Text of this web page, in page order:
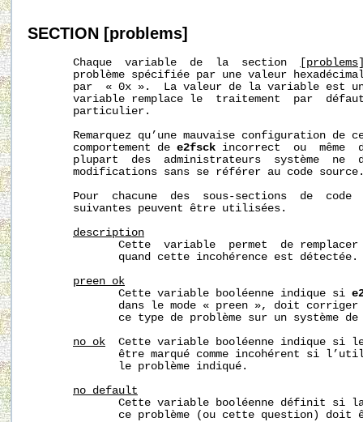
SECTION [problems]
       Chaque  variable  de  la  section
problème spécifiée par une valeur
par  « 0x ».  La valeur de la variable est
variable remplace le  traitement  par
       particulier.
Remarquez qu’une mauvaise configuration de
       comportement de
e2fsck incorrect  ou
plupart  des  administrateurs  système  ne
modifications sans se référer au code
Pour  chacune  des  sous-sections  de  code
       suivantes peuvent être utilisées.
description
Cette  variable  permet  de
              quand cette incohérence est détectée.
preen_ok
              Cette variable booléenne indique si
dans le mode « preen », doit
ce type de problème sur un système de
no_ok
Cette variable booléenne indique si
être marqué comme incohérent si
              le problème indiqué.
no_default
Cette variable booléenne définit si
ce problème (ou cette question) doit